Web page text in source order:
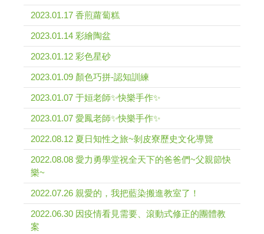
2023.01.17 香煎蘿蔔糕
2023.01.14 彩繪陶盆
2023.01.12 彩色星砂
2023.01.09 顏色巧拼-認知訓練
2023.01.07 于姮老師✨快樂手作✨
2023.01.07 愛鳳老師✨快樂手作✨
2022.08.12 夏日知性之旅~剝皮寮歷史文化導覽
2022.08.08 愛力勇學堂祝全天下的爸爸們~父親節快
樂~
2022.07.26 親愛的，我把藍染搬進教室了！
2022.06.30 因疫情看見需要、滾動式修正的團體教
案